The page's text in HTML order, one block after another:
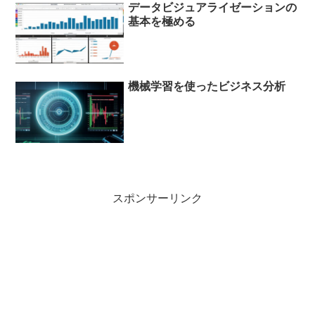
データビジュアライゼーションの
基本を極める
機械学習を使ったビジネス分析
スポンサーリンク